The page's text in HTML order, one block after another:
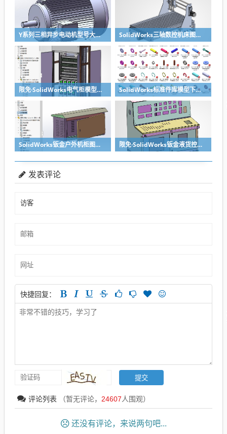
Y系列三相异步电动机型号大全技术参数安装尺寸及3d模型solidworks模型下载 SolidWorks三轴数控机床图纸模型下载
限免·SolidWorks电气柜模型GGD机柜，钣金特征参数完整 SolidWorks标准件库模型下载（多配置版）
SolidWorks钣金户外机柜图纸下载，带参数 限免·SolidWorks钣金液货控制台图纸下载
发表评论
快捷回复：
评论列表 （暂无评论， 24607人围观）
还没有评论，来说两句吧...